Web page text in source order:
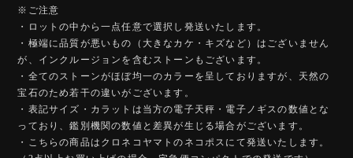
※ご注意
・ロットの中から一点任意で選択し発送いたします。
・極端に品質が悪いもの（大きなカケ・キズなど）はございません
が、インクルージョンを含むストーンもございます。
・全てのストーンがほぼ均一のカラーを呈しておりますが、天然の
宝石のため若干の違いがございます。
・表記サイズ・カラットは当方の電子天秤・電子ノギスの数値とな
っており、鑑別機関の数値と差異が生じる場合がございます。
・こちらの商品はクロネコヤマトのネコポスにて発送いたします。